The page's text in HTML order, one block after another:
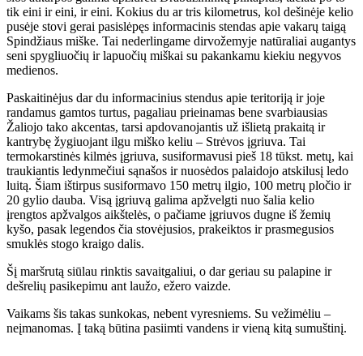
tik eini ir eini, ir eini. Kokius du ar tris kilometrus, kol dešinėje kelio
pusėje stovi gerai pasislėpęs informacinis stendas apie vakarų taigą
Spindžiaus miške. Tai nederlingame dirvožemyje natūraliai augantys
seni spygliuočių ir lapuočių miškai su pakankamu kiekiu negyvos
medienos.
Paskaitinėjus dar du informacinius stendus apie teritoriją ir joje
randamus gamtos turtus, pagaliau prieinamas bene svarbiausias
Žaliojo tako akcentas, tarsi apdovanojantis už išlietą prakaitą ir
kantrybę žygiuojant ilgu miško keliu – Strėvos įgriuva. Tai
termokarstinės kilmės įgriuva, susiformavusi pieš 18 tūkst. metų, kai
traukiantis ledynmečiui sąnašos ir nuosėdos palaidojo atskilusį ledo
luitą. Šiam ištirpus susiformavo 150 metrų ilgio, 100 metrų pločio ir
20 gylio dauba. Visą įgriuvą galima apžvelgti nuo šalia kelio
įrengtos apžvalgos aikštelės, o pačiame įgriuvos dugne iš žemių
kyšo, pasak legendos čia stovėjusios, prakeiktos ir prasmegusios
smuklės stogo kraigo dalis.
Šį maršrutą siūlau rinktis savaitgaliui, o dar geriau su palapine ir
dešrelių pasikepimu ant laužo, ežero vaizde.
Vaikams šis takas sunkokas, nebent vyresniems. Su vežimėliu –
neįmanomas. Į taką būtina pasiimti vandens ir vieną kitą sumuštinį.